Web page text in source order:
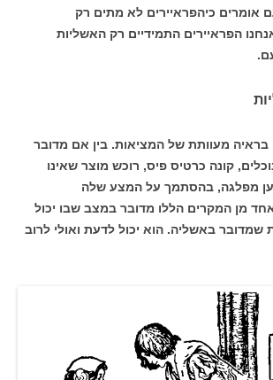
אומרים כיהפראיירים לא מתים רק
הפראיירים התמידיים רק האשליות
בראיה מעוותת של המציאות. בין אם מדובר
קונה כרטיס פיס, רוכש מוצר שאינו
מפלגה, בהסתמך על המצע שלה
מן המקרים הללו מדובר במצב שבו יכול
שמדובר באשליה. הוא יכול לדעת ואולי לרוב